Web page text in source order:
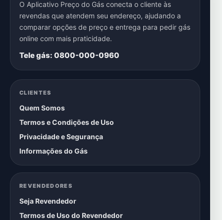
O Aplicativo Preço do Gás conecta o cliente às
revendas que atendem seu endereço, ajudando a
comparar opções de preço e entrega para pedir gás
online com mais praticidade.
Tele gás: 0800-000-0960
CLIENTES
Quem Somos
Termos e Condições de Uso
Privacidade e Segurança
Informações do Gás
REVENDEDORES
Seja Revendedor
Termos de Uso do Revendedor